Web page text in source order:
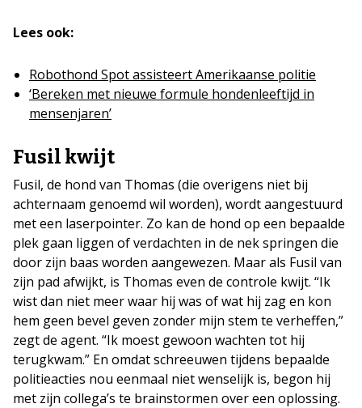
Lees ook:
Robothond Spot assisteert Amerikaanse politie
‘Bereken met nieuwe formule hondenleeftijd in
mensenjaren’
Fusil kwijt
Fusil, de hond van Thomas (die overigens niet bij
achternaam genoemd wil worden), wordt aangestuurd
met een laserpointer. Zo kan de hond op een bepaalde
plek gaan liggen of verdachten in de nek springen die
door zijn baas worden aangewezen. Maar als Fusil van
zijn pad afwijkt, is Thomas even de controle kwijt. “Ik
wist dan niet meer waar hij was of wat hij zag en kon
hem geen ​​bevel geven zonder mijn stem te verheffen,”
zegt de agent. “Ik moest gewoon wachten tot hij
terugkwam.” En omdat schreeuwen tijdens bepaalde
politieacties nou eenmaal niet wenselijk is, begon hij
met zijn collega’s te brainstormen over een oplossing.